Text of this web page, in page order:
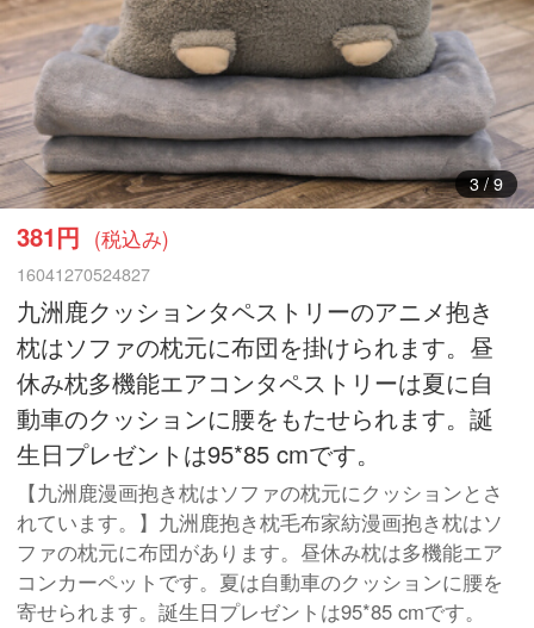
3/ 9
381円 (税込み)
16041270524827
九洲鹿クッションタペストリーのアニメ抱き
枕はソファの枕元に布団を掛けられます。昼
休み枕多機能エアコンタペストリーは夏に自
動車のクッションに腰をもたせられます。誕
生日プレゼントは95*85 cmです。
【九洲鹿漫画抱き枕はソファの枕元にクッションとさ
れています。】九洲鹿抱き枕毛布家紡漫画抱き枕はソ
ファの枕元に布団があります。昼休み枕は多機能エア
コンカーペットです。夏は自動車のクッションに腰を
寄せられます。誕生日プレゼントは95*85 cmです。